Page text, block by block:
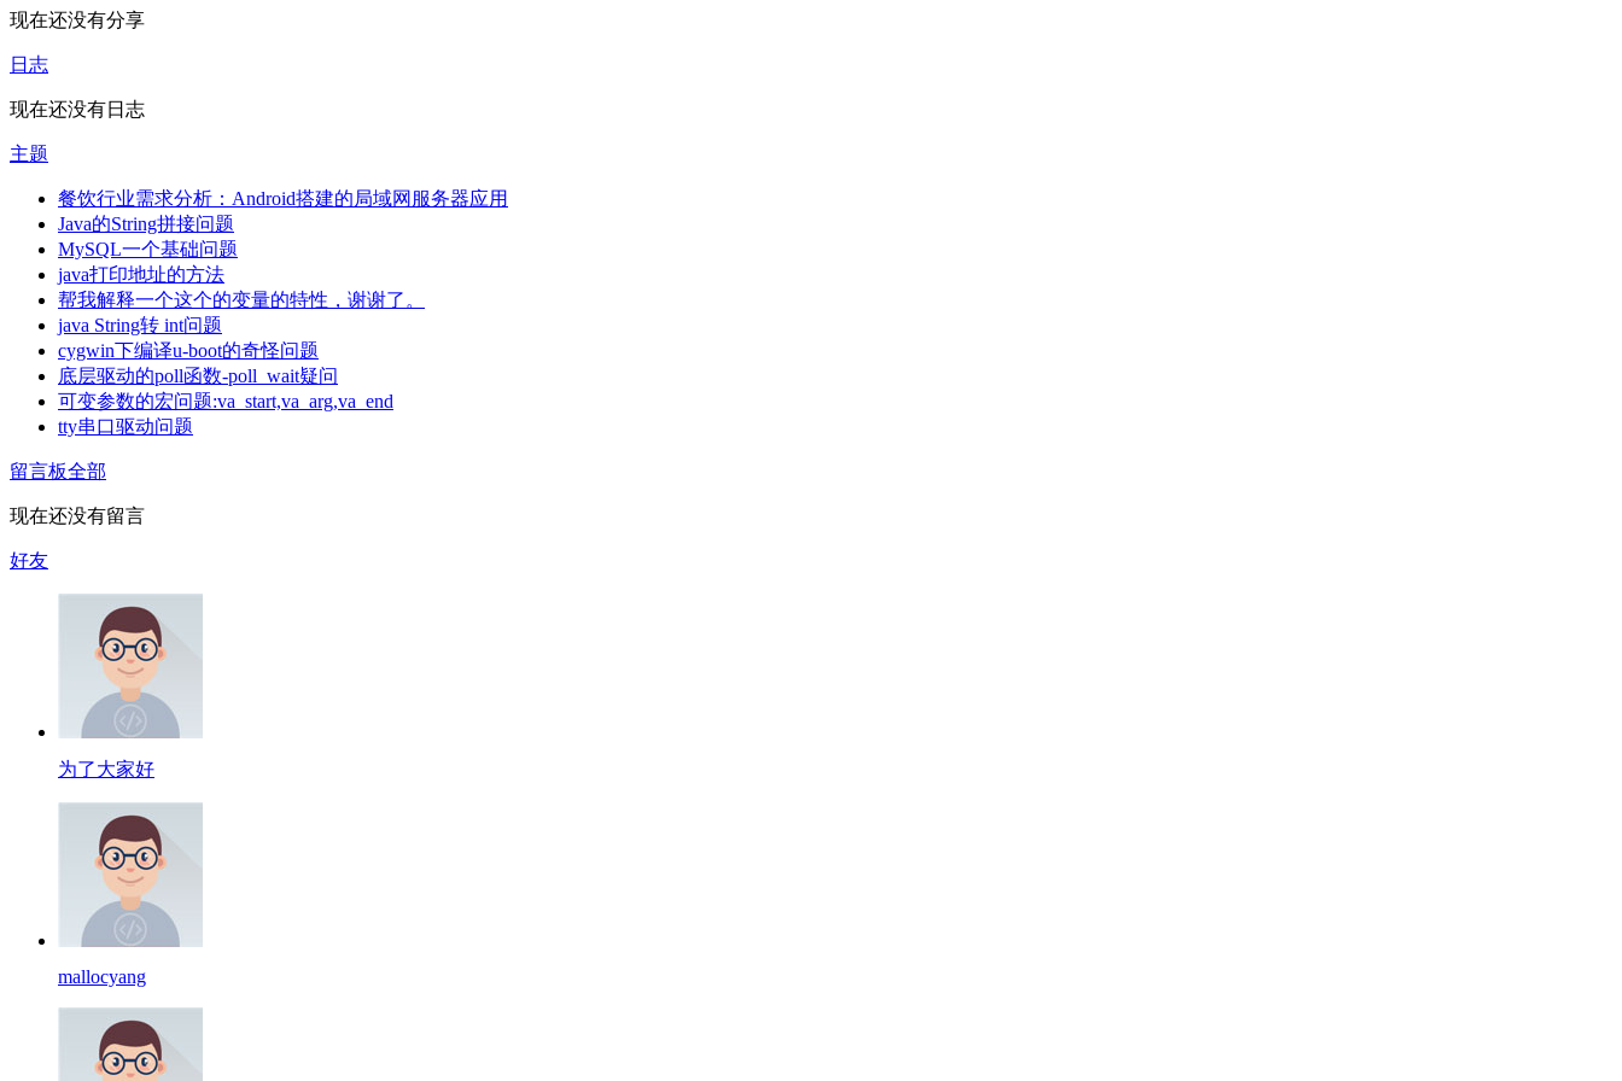
现在还没有分享
日志
现在还没有日志
主题
餐饮行业需求分析：Android搭建的局域网服务器应用
Java的String拼接问题
MySQL一个基础问题
java打印地址的方法
帮我解释一个这个的变量的特性，谢谢了。
java String转 int问题
cygwin下编译u-boot的奇怪问题
底层驱动的poll函数-poll_wait疑问
可变参数的宏问题:va_start,va_arg,va_end
tty串口驱动问题
留言板全部
现在还没有留言
好友
为了大家好
mallocyang